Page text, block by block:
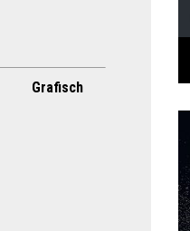
Grafisch